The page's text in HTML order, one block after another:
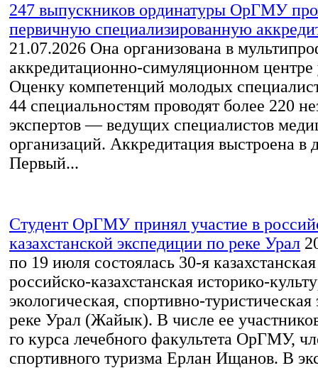
247 выпускников ординатуры ОрГМУ
первичную специализированную
21.07.2026 Она организована в
аккредитационно-симуляционном центре
Оценку компетенций молодых
44 специальностям проводят более 220
экспертов — ведущих специалистов
организаций. Аккредитация выстроена в
Первый...
Студент ОрГМУ принял участие в
казахстанской экспедиции по реке Урал
по 19 июля состоялась 30-я
российско-казахстанская историко-
экологическая, спортивно-
реке Урал (Жайык). В числе ее
го курса лечебного факультета ОрГМУ,
спортивного туризма Ерлан Ищанов. В